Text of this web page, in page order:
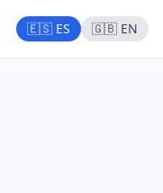
🇪🇸 ES 🇬🇧 EN